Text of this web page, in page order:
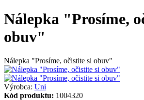
Nálepka "Prosíme,
obuv"
Nálepka "Prosíme, očistite si obuv"
Výrobca: Uni
Kód produktu: 1004320